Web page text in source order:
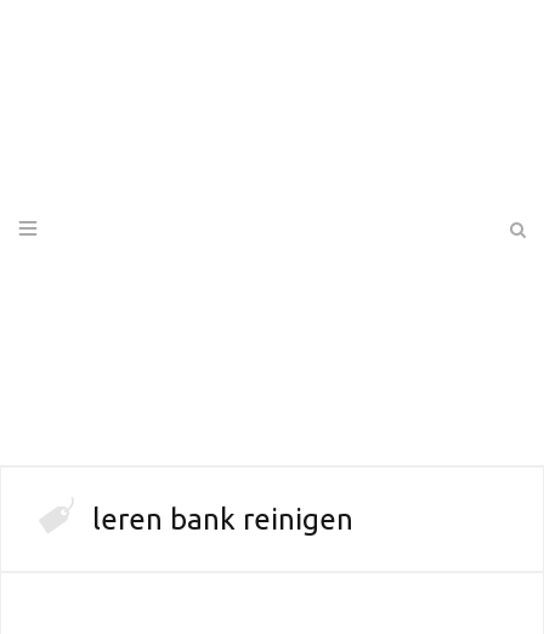
leren bank reinigen